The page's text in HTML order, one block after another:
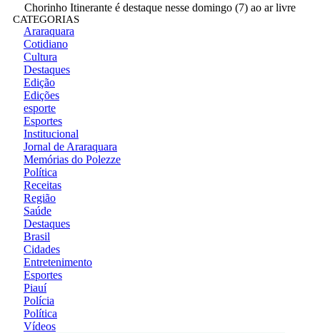
Chorinho Itinerante é destaque nesse domingo (7) ao ar livre
CATEGORIAS
Araraquara
Cotidiano
Cultura
Destaques
Edição
Edições
esporte
Esportes
Institucional
Jornal de Araraquara
Memórias do Polezze
Política
Receitas
Região
Saúde
Destaques
Brasil
Cidades
Entretenimento
Esportes
Piauí
Polícia
Política
Vídeos